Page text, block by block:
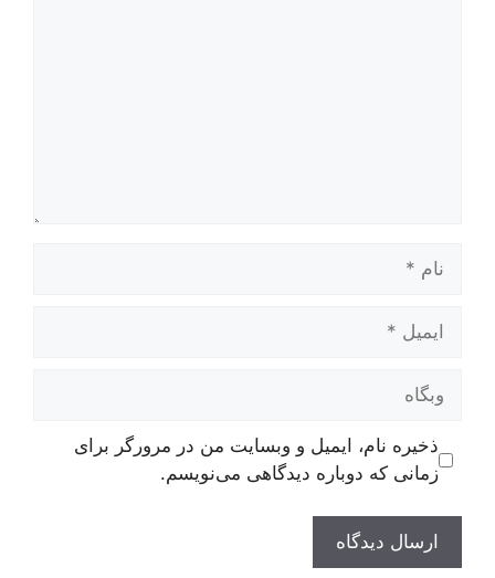
ذخیره نام، ایمیل و وبسایت من در مرورگر برای
زمانی که دوباره دیدگاهی می‌نویسم.